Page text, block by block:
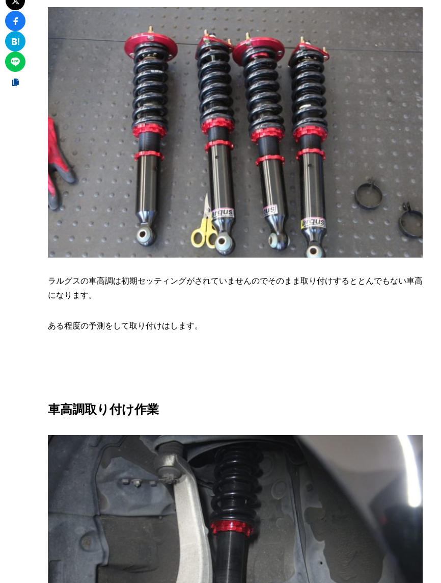
ラルグスの車高調は初期セッティングがされていませんのでそのまま取り付けするととんでもない車高
になります。
ある程度の予測をして取り付けはします。
車高調取り付け作業